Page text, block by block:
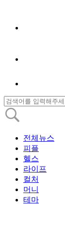
전체뉴스
피플
헬스
라이프
컬처
머니
테마